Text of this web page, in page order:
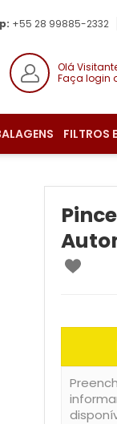
+55 28 99885-2332
Olá
Faça login
FILTROS